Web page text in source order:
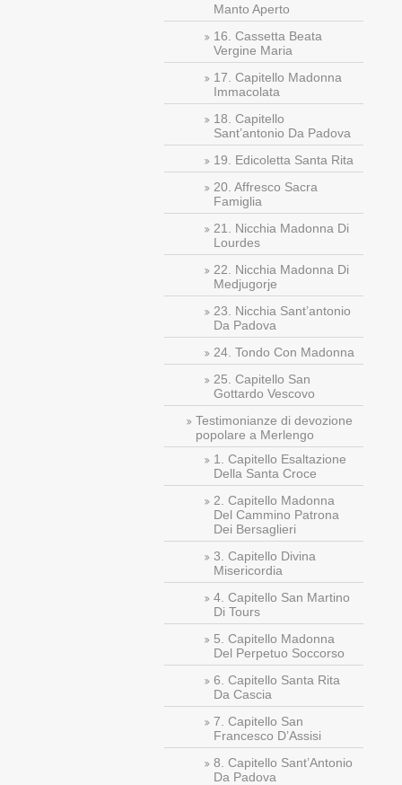
Manto Aperto
16. Cassetta Beata
Vergine Maria
17. Capitello Madonna
Immacolata
18. Capitello
Sant’antonio Da Padova
19. Edicoletta Santa Rita
20. Affresco Sacra
Famiglia
21. Nicchia Madonna Di
Lourdes
22. Nicchia Madonna Di
Medjugorje
23. Nicchia Sant’antonio
Da Padova
24. Tondo Con Madonna
25. Capitello San
Gottardo Vescovo
Testimonianze di devozione
popolare a Merlengo
1. Capitello Esaltazione
Della Santa Croce
2. Capitello Madonna
Del Cammino Patrona
Dei Bersaglieri
3. Capitello Divina
Misericordia
4. Capitello San Martino
Di Tours
5. Capitello Madonna
Del Perpetuo Soccorso
6. Capitello Santa Rita
Da Cascia
7. Capitello San
Francesco D’Assisi
8. Capitello Sant’Antonio
Da Padova